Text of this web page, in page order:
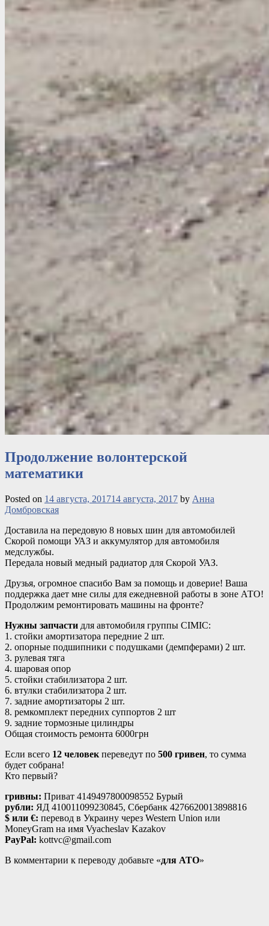
Продолжение волонтерской
математики
Posted on 14 августа, 201714 августа, 2017 by Анна
Домбровская
Доставила на передовую 8 новых шин для автомобилей
Скорой помощи УАЗ и аккумулятор для автомобиля
медслужбы.
Передала новый медный радиатор для Скорой УАЗ.
Друзья, огромное спасибо Вам за помощь и доверие! Ваша
поддержка дает мне силы для ежедневной работы в зоне АТО!
Продолжим ремонтировать машины на фронте?
Нужны запчасти для автомобиля группы СІМІС:
1. стойки амортизатора передние 2 шт.
2. опорные подшипники с подушками (демпферами) 2 шт.
3. рулевая тяга
4. шаровая опор
5. стойки стабилизатора 2 шт.
6. втулки стабилизатора 2 шт.
7. задние амортизаторы 2 шт.
8. ремкомплект передних суппортов 2 шт
9. задние тормозные цилиндры
Общая стоимость ремонта 6000грн
Если всего 12 человек переведут по 500 гривен, то сумма
будет собрана!
Кто первый?
гривны: Приват 4149497800098552 Бурый
рубли: ЯД 410011099230845, Сбербанк 4276620013898816
$ или €: перевод в Украину через Western Union или
MoneyGram на имя Vyacheslav Kazakov
PayPal: kottvc@gmail.com
В комментарии к переводу добавьте «для АТО»